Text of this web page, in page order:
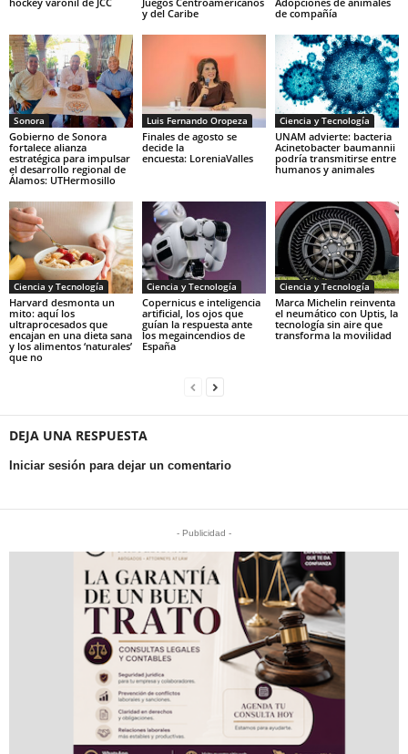
y del Caribe
de compañía
Sonora
Gobierno de Sonora
fortalece alianza
estratégica para impulsar
el desarrollo regional de
Álamos: UTHermosillo
Luis Fernando Oropeza
Finales de agosto se
decide la
encuesta: LoreniaValles
Ciencia y Tecnología
UNAM advierte: bacteria
Acinetobacter baumannii
podría transmitirse entre
humanos y animales
Ciencia y Tecnología
Harvard desmonta un
mito: aquí los
ultraprocesados que
encajan en una dieta sana
y los alimentos ‘naturales’
que no
Ciencia y Tecnología
Copernicus e inteligencia
artificial, los ojos que
guían la respuesta ante
los megaincendios de
España
Ciencia y Tecnología
Marca Michelin reinventa
el neumático con Uptis, la
tecnología sin aire que
transforma la movilidad
DEJA UNA RESPUESTA
Iniciar sesión para dejar un comentario
- Publicidad -